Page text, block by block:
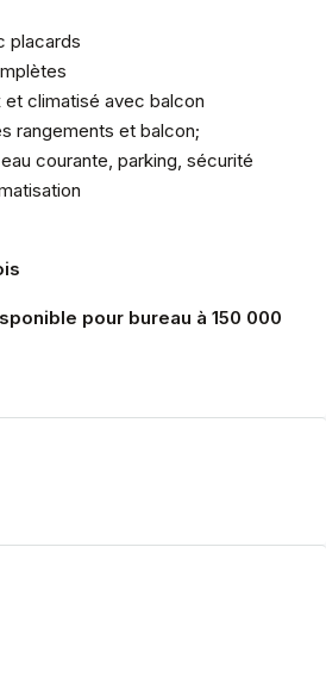
placards
et climatisé avec balcon
rangements et balcon;
courante, parking, sécurité
pour bureau à 150 000